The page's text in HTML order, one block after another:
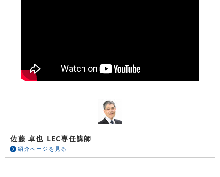
佐藤 卓也 LEC専任講師
紹介ページを見る